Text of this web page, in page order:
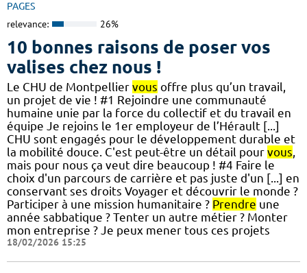
PAGES
relevance: 26%
10 bonnes raisons de poser vos
valises chez nous !
Le CHU de Montpellier vous offre plus qu’un travail,
un projet de vie ! #1 Rejoindre une communauté
humaine unie par la force du collectif et du travail en
équipe Je rejoins le 1er employeur de l’Hérault [...]
CHU sont engagés pour le développement durable et
la mobilité douce. C'est peut-être un détail pour vous
mais pour nous ça veut dire beaucoup ! #4 Faire le
choix d'un parcours de carrière et pas juste d'un [...] en
conservant ses droits Voyager et découvrir le monde ?
Participer à une mission humanitaire ? Prendre une
année sabbatique ? Tenter un autre métier ? Monter
mon entreprise ? Je peux mener tous ces projets
18/02/2026 15:25